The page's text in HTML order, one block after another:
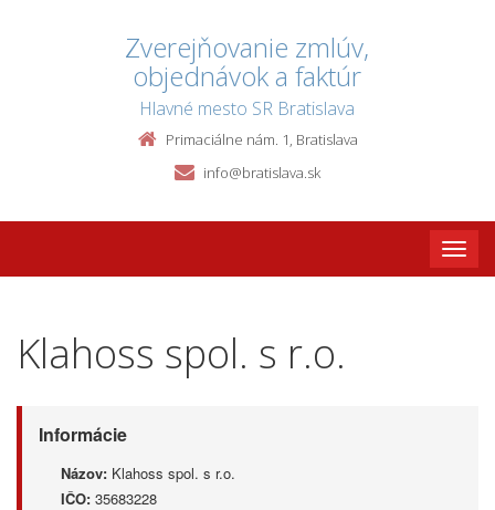
Zverejňovanie zmlúv,
objednávok a faktúr
Hlavné mesto SR Bratislava
Primaciálne nám. 1, Bratislava
info@bratislava.sk
Toggle
Klahoss spol. s r.o.
Informácie
Názov: Klahoss spol. s r.o.
IČO: 35683228